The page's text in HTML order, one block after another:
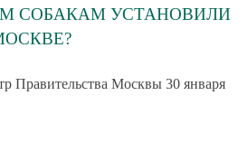
СОБАКАМ УСТАНОВИЛИ
Правительства Москвы 30 января